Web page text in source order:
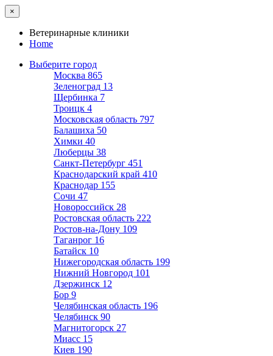
×
Ветеринарные клиники
Home
Выберите город
Москва 865
Зеленоград 13
Щербинка 7
Троицк 4
Московская область 797
Балашиха 50
Химки 40
Люберцы 38
Санкт-Петербург 451
Краснодарский край 410
Краснодар 155
Сочи 47
Новороссийск 28
Ростовская область 222
Ростов-на-Дону 109
Таганрог 16
Батайск 10
Нижегородская область 199
Нижний Новгород 101
Дзержинск 12
Бор 9
Челябинская область 196
Челябинск 90
Магнитогорск 27
Миасс 15
Киев 190